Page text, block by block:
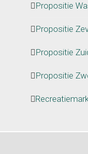
Propositie
Propositie
Propositie
Propositie